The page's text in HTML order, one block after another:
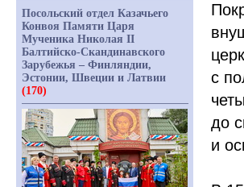
с
до
и
Посольский отдел Казачьего
Конвоя Памяти Царя
Мученика Николая II
Балтийско-Скандинавского
Зарубежья – Финляндии,
Эстонии, Швеции и Латвии
(170)